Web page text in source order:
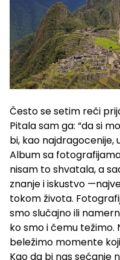
Često se setim reči
Pitala sam ga: “da si
bi, kao najdragocenije,
Album sa
nisam to shvatala, a
znanje i iskustvo
tokom života.
smo slučajno ili
ko smo i čemu težimo.
beležimo momente
Kao da bi nas sećanje